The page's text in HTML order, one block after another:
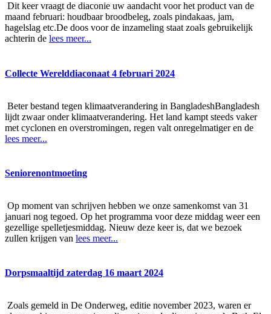
Dit keer vraagt de diaconie uw aandacht voor het product van de
maand februari: houdbaar broodbeleg, zoals pindakaas, jam,
hagelslag etc.De doos voor de inzameling staat zoals gebruikelijk
achterin de lees meer...
Collecte Werelddiaconaat 4 februari 2024
Beter bestand tegen klimaatverandering in BangladeshBangladesh
lijdt zwaar onder klimaatverandering. Het land kampt steeds vaker
met cyclonen en overstromingen, regen valt onregelmatiger en de
lees meer...
Seniorenontmoeting
Op moment van schrijven hebben we onze samenkomst van 31
januari nog tegoed. Op het programma voor deze middag weer een
gezellige spelletjesmiddag. Nieuw deze keer is, dat we bezoek
zullen krijgen van lees meer...
Dorpsmaaltijd zaterdag 16 maart 2024
Zoals gemeld in De Onderweg, editie november 2023, waren er